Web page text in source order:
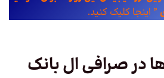
” اینجا کلیک کنید.
در صرافی ال بانک